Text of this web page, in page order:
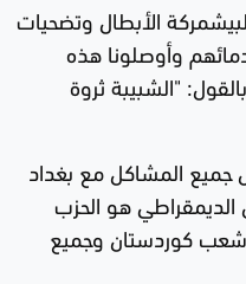
الأبطال وتضحيات
وأوصلونا هذه
"الشبيبة ثروة
جميع المشاكل مع بغداد
الديمقراطي هو الحزب
كوردستان وجميع